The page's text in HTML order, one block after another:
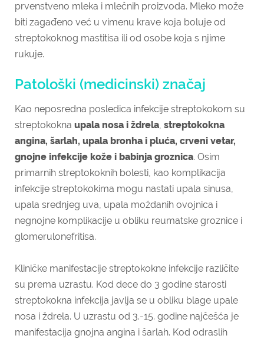
prvenstveno mleka i mlečnih proizvoda. Mleko može
biti zagađeno već u vimenu krave koja boluje od
streptokoknog mastitisa ili od osobe koja s njime
rukuje.
Patološki (medicinski) značaj
Kao neposredna posledica infekcije streptokokom su
streptokokna upala nosa i ždrela, streptokokna
angina, šarlah, upala bronha i pluća, crveni vetar,
gnojne infekcije kože i babinja groznica. Osim
primarnih streptokoknih bolesti, kao komplikacija
infekcije streptokokima mogu nastati upala sinusa,
upala srednjeg uva, upala moždanih ovojnica i
negnojne komplikacije u obliku reumatske groznice i
glomerulonefritisa.
Kliničke manifestacije streptokokne infekcije različite
su prema uzrastu. Kod dece do 3 godine starosti
streptokokna infekcija javlja se u obliku blage upale
nosa i ždrela. U uzrastu od 3.-15. godine najčešća je
manifestacija gnojna angina i šarlah. Kod odraslih